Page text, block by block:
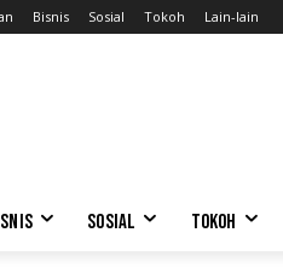
Bisnis Sosial Tokoh Lain-lain
SOSIAL TOKOH